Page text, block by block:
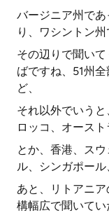
バージニア州で
り、ワシントン州
その辺りで聞い
ばですね、51州
ど、
それ以外でいう
ロッコ、オース
とか、香港、ス
ル、シンガポール
あと、リトアニ
構幅広で聞いてい